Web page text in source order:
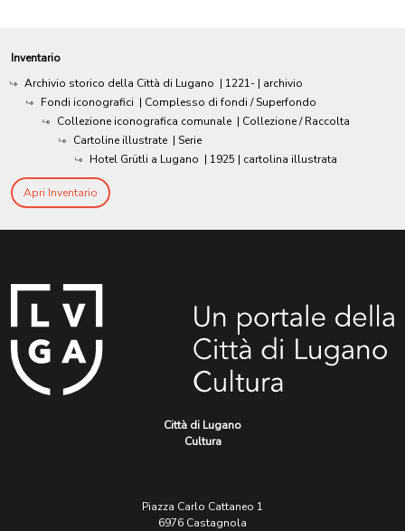
Inventario
Archivio storico della Città di Lugano | 1221- | archivio
Fondi iconografici | Complesso di fondi / Superfondo
Collezione iconografica comunale | Collezione / Raccolta
Cartoline illustrate | Serie
Hotel Grütli a Lugano | 1925 | cartolina illustrata
Apri Inventario
Città di Lugano
Cultura
Piazza Carlo Cattaneo 1
6976 Castagnola